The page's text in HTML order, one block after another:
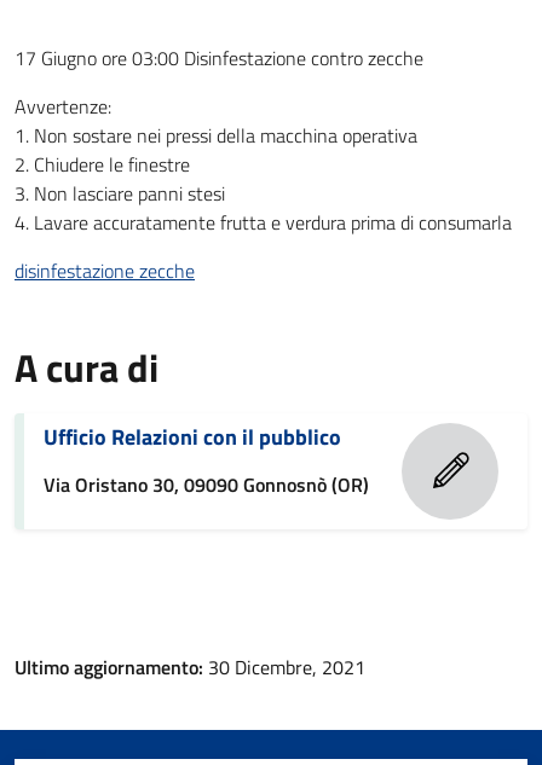
17 Giugno ore 03:00 Disinfestazione contro zecche
Avvertenze:
1. Non sostare nei pressi della macchina operativa
2. Chiudere le finestre
3. Non lasciare panni stesi
4. Lavare accuratamente frutta e verdura prima di consumarla
disinfestazione zecche
A cura di
Ufficio Relazioni con il pubblico
Via Oristano 30, 09090 Gonnosnò (OR)
Ultimo aggiornamento: 30 Dicembre, 2021